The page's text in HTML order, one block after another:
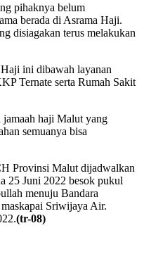
pihaknya belum
berada di Asrama Haji.
disiagakan terus melakukan
ini dibawah layanan
Ternate serta Rumah Sakit
jamaah haji Malut yang
semuanya bisa
Provinsi Malut dijadwalkan
25 Juni 2022 besok pukul
menuju Bandara
Sriwijaya Air.
(tr-08)